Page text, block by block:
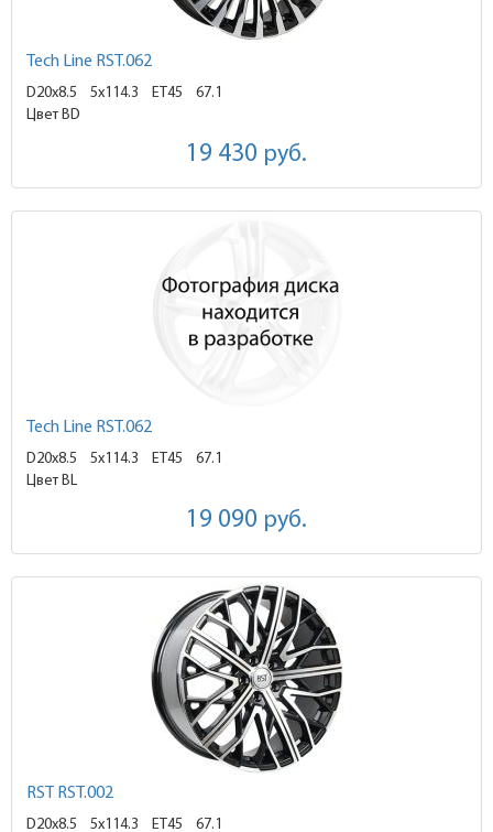
Tech Line RST.062
D20x8.5 5x114.3 ET45
67.1
Цвет BD
19 430 руб.
Tech Line RST.062
D20x8.5 5x114.3 ET45
67.1
Цвет BL
19 090 руб.
RST RST.002
D20x8.5 5x114.3 ET45
67.1